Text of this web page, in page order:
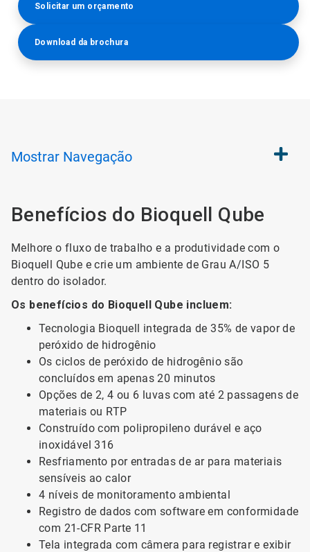
Solicitar um orçamento
Download da brochura
Mostrar Navegação
Benefícios do Bioquell Qube
Melhore o fluxo de trabalho e a produtividade com o
Bioquell Qube e crie um ambiente de Grau A/ISO 5
dentro do isolador.
Os benefícios do Bioquell Qube incluem:
Tecnologia Bioquell integrada de 35% de vapor de
peróxido de hidrogênio
Os ciclos de peróxido de hidrogênio são
concluídos em apenas 20 minutos
Opções de 2, 4 ou 6 luvas com até 2 passagens de
materiais ou RTP
Construído com polipropileno durável e aço
inoxidável 316
Resfriamento por entradas de ar para materiais
sensíveis ao calor
4 níveis de monitoramento ambiental
Registro de dados com software em conformidade
com 21-CFR Parte 11
Tela integrada com câmera para registrar e exibir